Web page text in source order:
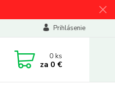
Prihlásenie
0ks
za 0 €